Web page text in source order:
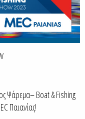
Ψάρεμα– Boat & Fishing
Παιανίας!